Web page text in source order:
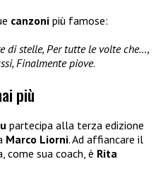
canzoni più famose:
di stelle, Per tutte le volte che…,
Finalmente piove.
più
partecipa alla terza edizione
Marco Liorni. Ad affiancare il
come sua coach, è Rita